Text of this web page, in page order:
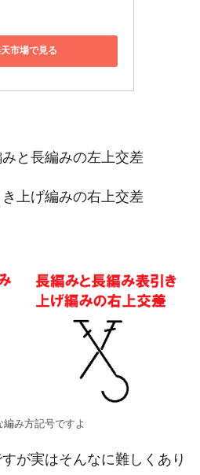
市場で見る
と長編みの左上交差
上げ編みの右上交差
編み方記号ですよ
が実はそんなに難しくあり